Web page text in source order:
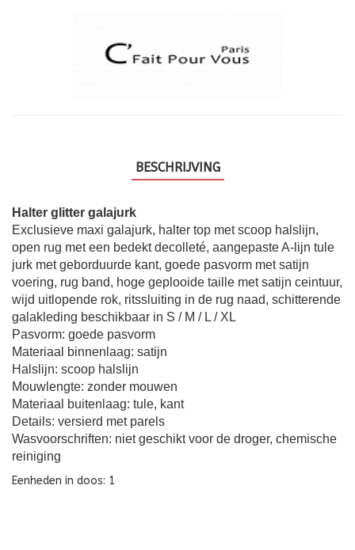
BESCHRIJVING
Halter glitter galajurk
Exclusieve maxi galajurk, halter top met scoop halslijn,
open rug met een bedekt decolleté, aangepaste A-lijn tule
jurk met geborduurde kant, goede pasvorm met satijn
voering, rug band, hoge geplooide taille met satijn ceintuur,
wijd uitlopende rok, ritssluiting in de rug naad, schitterende
galakleding beschikbaar in S / M / L / XL
Pasvorm: goede pasvorm
Materiaal binnenlaag: satijn
Halslijn: scoop halslijn
Mouwlengte: zonder mouwen
Materiaal buitenlaag: tule, kant
Details: versierd met parels
Wasvoorschriften: niet geschikt voor de droger, chemische
reiniging
Eenheden in doos: 1